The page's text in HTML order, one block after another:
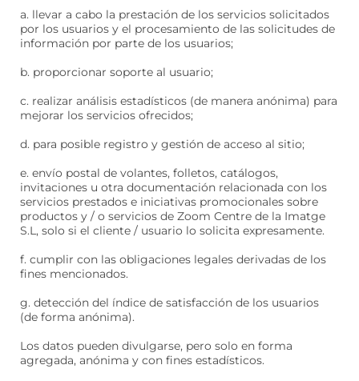
a. llevar a cabo la prestación de los servicios solicitados
por los usuarios y el procesamiento de las solicitudes de
información por parte de los usuarios;
b. proporcionar soporte al usuario;
c. realizar análisis estadísticos (de manera anónima) para
mejorar los servicios ofrecidos;
d. para posible registro y gestión de acceso al sitio;
e. envío postal de volantes, folletos, catálogos,
invitaciones u otra documentación relacionada con los
servicios prestados e iniciativas promocionales sobre
productos y / o servicios de Zoom Centre de la Imatge
S.L, solo si el cliente / usuario lo solicita expresamente.
f. cumplir con las obligaciones legales derivadas de los
fines mencionados.
g. detección del índice de satisfacción de los usuarios
(de forma anónima).
Los datos pueden divulgarse, pero solo en forma
agregada, anónima y con fines estadísticos.